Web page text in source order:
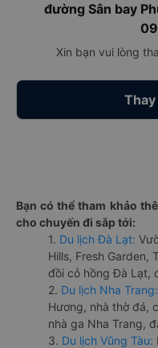
đường Sân bay
Xin bạn vui lòng
Bạn có thể tham khảo
cho chuyến đi sắp tới:
1. Du lịch Đà Lạt:
Hills, Fresh Garden,
đồi cỏ hồng Đà Lạt,
2. Du lịch Nha Trang:
Hương, nhà thờ đá,
nhà ga Nha Trang,
3. Du lịch Vũng Tàu: